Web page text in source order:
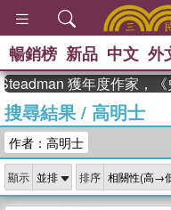
暢銷榜 新品 中文 外
獲年度作家，《史坎
搜尋結果/ 高明士
作者：高明士
顯示 排序